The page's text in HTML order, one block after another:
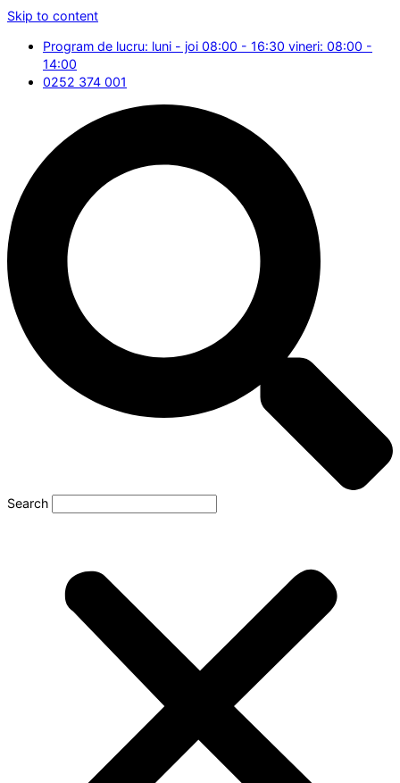
Skip to content
Program de lucru: luni - joi 08:00 - 16:30 vineri: 08:00 -
14:00
0252 374 001
Search